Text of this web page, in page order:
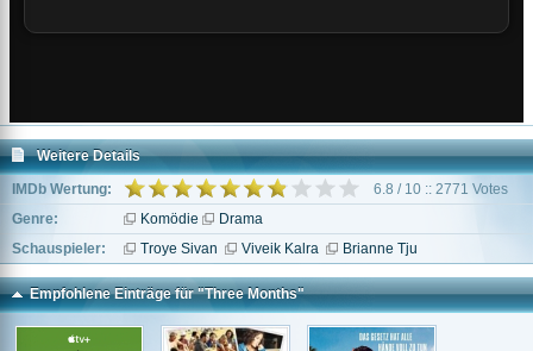
Weitere Details
IMDb Wertung:
6.8 / 10 :: 2771 Votes
Genre:
Komödie
Drama
Schauspieler:
Troye Sivan Viveik Kalra Brianne Tju
Empfohlene Einträge für "Three Months"